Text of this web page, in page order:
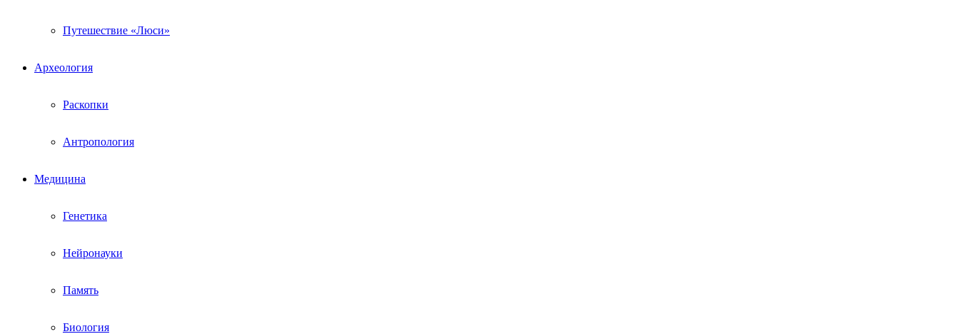
Путешествие «Люси»
Археология
Раскопки
Антропология
Медицина
Генетика
Нейронауки
Память
Биология